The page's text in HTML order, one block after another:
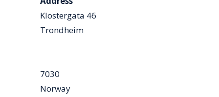
Klostergata 46
Trondheim
7030
Norway